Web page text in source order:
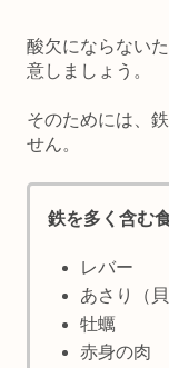
酸欠にならない
意しましょう。
そのためには、
せん。
鉄を多く含む
レバー
あさり（貝
牡蠣
赤身の肉